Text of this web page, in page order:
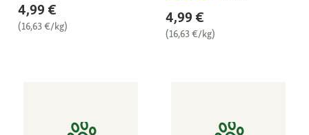
4,99 €
(16,63 €/kg)
4,99 €
(16,63 €/kg)